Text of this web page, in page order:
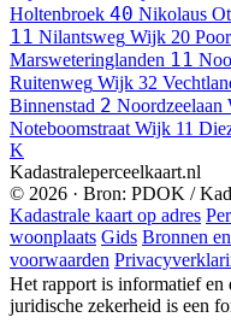
Holtenbroek 40 Nikolaus
11 Nilantsweg Wijk 20
Marsweteringlanden 11
Ruitenweg Wijk 32
Binnenstad 2 Noordzeelaan
Noteboomstraat Wijk 11
K
Kadastraleperceelkaart.nl
© 2026 · Bron: PDOK /
Kadastrale kaart op adres
woonplaats Gids Bronnen
voorwaarden
Het rapport is informatief
juridische zekerheid is een